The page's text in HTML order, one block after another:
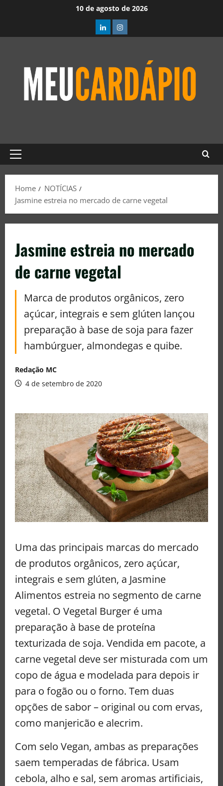
10 de agosto de 2026
Home
NOTÍCIAS
Jasmine estreia no mercado de carne vegetal
Jasmine estreia no mercado
de carne vegetal
Marca de produtos orgânicos, zero
açúcar, integrais e sem glúten lançou
preparação à base de soja para fazer
hambúrguer, almondegas e quibe.
Redação MC
4 de setembro de 2020
Uma das principais marcas do mercado
de produtos orgânicos, zero açúcar,
integrais e sem glúten, a Jasmine
Alimentos estreia no segmento de carne
vegetal. O Vegetal Burger é uma
preparação à base de proteína
texturizada de soja. Vendida em pacote, a
carne vegetal deve ser misturada com um
copo de água e modelada para depois ir
para o fogão ou o forno. Tem duas
opções de sabor – original ou com ervas,
como manjericão e alecrim.
Com selo Vegan, ambas as preparações
saem temperadas de fábrica. Usam
cebola, alho e sal, sem aromas artificiais,